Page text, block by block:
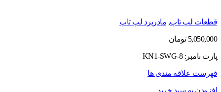
قطعات لپ تاپ, مادربرد لپ تاپ
5,050,000 تومان
پارت نامبر: KN1-SWG-8
فهرست علاقه مندی ها